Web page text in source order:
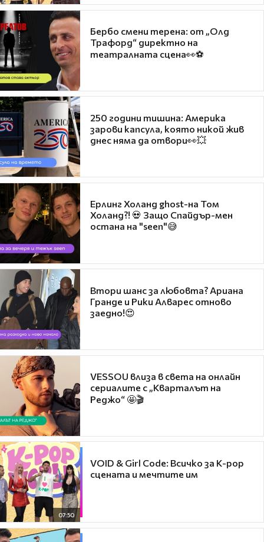
Бербо смени терена: от „Олд
Трафорд“ директно на
театралната сцена👀⚽
250 години тишина: Америка
зарови капсула, която никой жив
днес няма да отвори👀💥
Ерлинг Холанд ghost-на Том
Холанд?! 💀 Защо Спайдър-мен
остана на "seen"😅
Втори шанс за любовта? Ариана
Гранде и Рики Алварес отново
заедно!😍
VESSOU влиза в света на онлайн
сериалите с „Кварталът на
Реджо“ 🤩🎬
07:50
VOID & Girl Code: Всичко за K-pop
сцената и мечтите им